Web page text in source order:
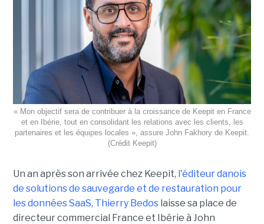
« Mon objectif sera de contribuer à la croissance de Keepit en France
et en Ibérie, tout en consolidant les relations avec les clients, les
partenaires et les équipes locales », assure John Fakhory de Keepit.
(Crédit Keepit)
Un an après son arrivée chez Keepit, l'éditeur danois
de solutions de sauvegarde et de restauration pour
les données SaaS, Thierry Bedos laisse sa place de
directeur commercial France et Ibérie à John